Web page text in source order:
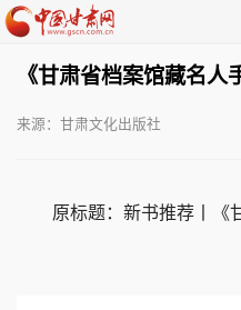
《甘肃省档案馆藏名人
来源：甘肃文化出版社
原标题：新书推荐丨《甘